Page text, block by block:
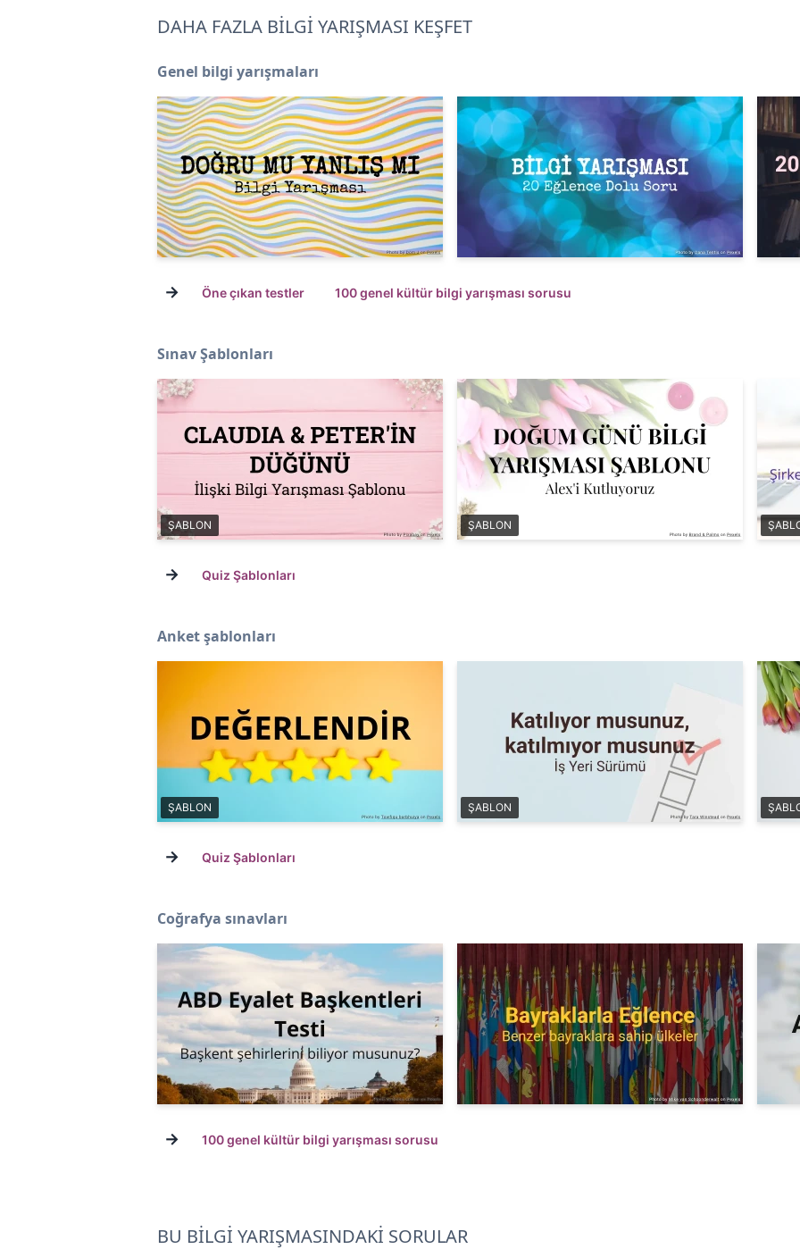
DAHA FAZLA BİLGİ YARIŞMASI KEŞFET
Genel bilgi yarışmaları
→ Öne çıkan testler 100 genel kültür bilgi yarışması sorusu
Sınav Şablonları
ŞABLON ŞABLON
→ Quiz Şablonları
Anket şablonları
ŞABLON ŞABLON
→ Quiz Şablonları
Coğrafya sınavları
→ 100 genel kültür bilgi yarışması sorusu
BU BİLGİ YARIŞMASINDAKİ SORULAR